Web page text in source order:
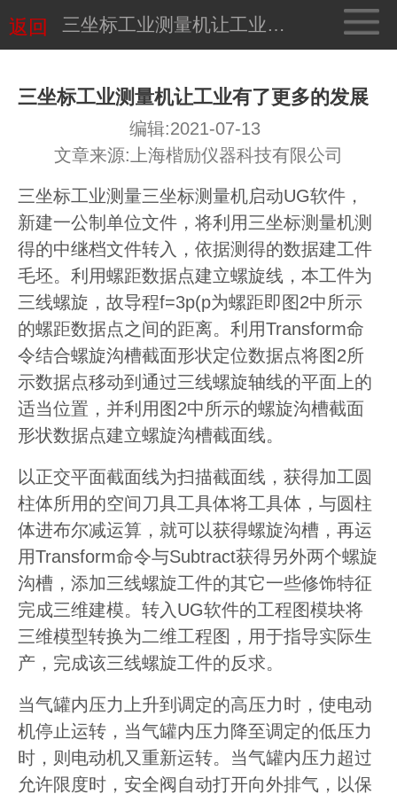
三坐标工业测量机让工业有了更多的发展
返回
三坐标工业测量机让工业有了更多的发展
编辑:2021-07-13
文章来源:上海楷励仪器科技有限公司
三坐标工业测量三坐标测量机启动UG软件，
新建一公制单位文件，将利用三坐标测量机测
得的中继档文件转入，依据测得的数据建工件
毛坯。利用螺距数据点建立螺旋线，本工件为
三线螺旋，故导程f=3p(p为螺距即图2中所示
的螺距数据点之间的距离。利用Transform命
令结合螺旋沟槽截面形状定位数据点将图2所
示数据点移动到通过三线螺旋轴线的平面上的
适当位置，并利用图2中所示的螺旋沟槽截面
形状数据点建立螺旋沟槽截面线。
以正交平面截面线为扫描截面线，获得加工圆
柱体所用的空间刀具工具体将工具体，与圆柱
体进布尔减运算，就可以获得螺旋沟槽，再运
用Transform命令与Subtract获得另外两个螺旋
沟槽，添加三线螺旋工件的其它一些修饰特征
完成三维建模。转入UG软件的工程图模块将
三维模型转换为二维工程图，用于指导实际生
产，完成该三线螺旋工件的反求。
当气罐内压力上升到调定的高压力时，使电动
机停止运转，当气罐内压力降至调定的低压力
时，则电动机又重新运转。当气罐内压力超过
允许限度时，安全阀自动打开向外排气，以保